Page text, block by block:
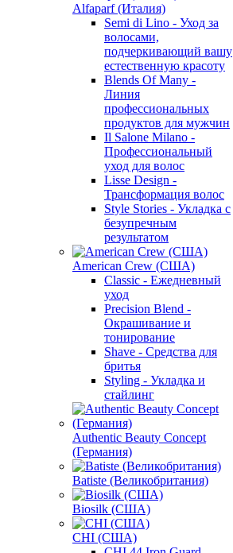
Alfaparf (Италия)
Semi di Lino - Уход за
волосами,
подчеркивающий вашу
естественную красоту
Blends Of Many -
Линия
профессиональных
продуктов для мужчин
Il Salone Milano -
Профессиональный
уход для волос
Lisse Design -
Трансформация волос
Style Stories - Укладка с
безупречным
результатом
American Crew (США)
Classic - Ежедневный
уход
Precision Blend -
Окрашивание и
тонирование
Shave - Средства для
бритья
Styling - Укладка и
стайлинг
Authentic Beauty Concept
(Германия)
Batiste (Великобритания)
Biosilk (США)
CHI (США)